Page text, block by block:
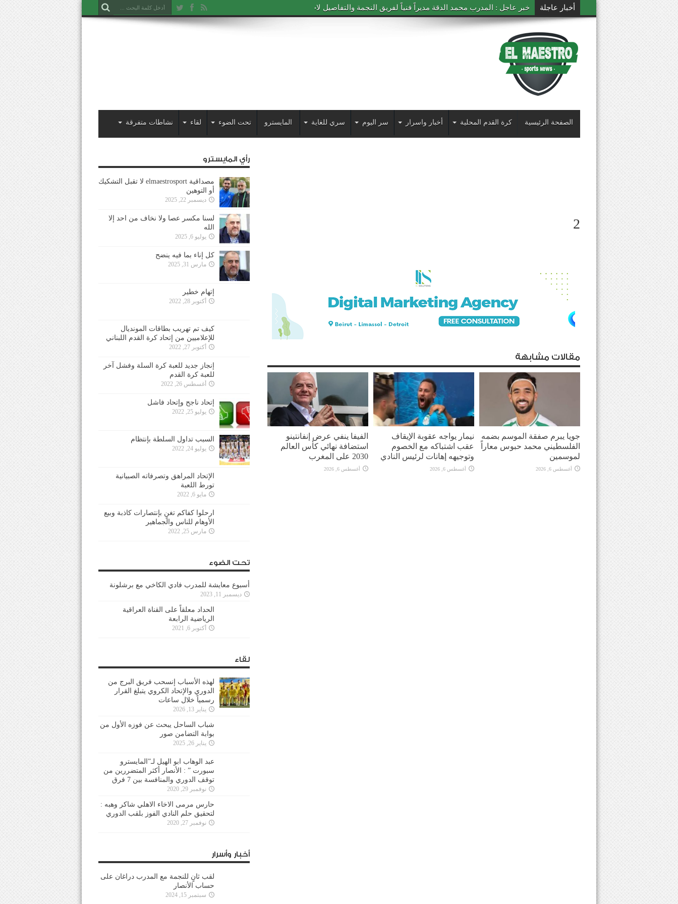
أخبار عاجلة خبر عاجل : المدرب محمد الدقة مديراً فنياً لفريق النجمة والتفاصيل لاحقاً
الصفحة الرئيسية كرة القدم المحلية أخبار واسرار سر اليوم سري للغاية المايسترو تحت الضوء لقاء نشاطات متفرقة
2
مقالات مشابهة
جويا يبرم صفقة الموسم بضمه
الفلسطيني محمد حبوس معاراً
لموسمين
أغسطس 6, 2026
نيمار يواجه عقوبة الإيقاف
عقب اشتباكه مع الخصوم
وتوجيهه إهانات لرئيس النادي
أغسطس 6, 2026
الفيفا ينفي عرض إنفانتينو
استضافة نهائي كأس العالم
2030 على المغرب
أغسطس 6, 2026
رأي المايسترو
مصداقية elmaestrosport لا تقبل التشكيك
أو التوهين
ديسمبر 22, 2025
لسنا مكسر عصا ولا نخاف من احد إلا
الله
يوليو 6, 2025
كل إناء بما فيه ينضح
مارس 31, 2025
إتهام خطير
أكتوبر 28, 2022
كيف تم تهريب بطاقات المونديال
للإعلاميين من إتحاد كرة القدم اللبناني
أكتوبر 27, 2022
إنجاز جديد للعبة كرة السلة وفشل آخر
للعبة كرة القدم
أغسطس 26, 2022
إتحاد ناجح وإتحاد فاشل
يوليو 25, 2022
السبب تداول السلطة بإنتظام
يوليو 24, 2022
الإتحاد المراهق وتصرفاته الصبيانية
تورط اللعبة
مايو 6, 2022
ارحلوا كفاكم تغنٍ بإنتصارات كاذبة وبيع
الأوهام للناس والجماهير
مارس 25, 2022
تحت الضوء
أسبوع معايشة للمدرب فادي الكاخي مع برشلونة
ديسمبر 11, 2023
الحداد معلقاً على القناة العراقية
الرياضية الرابعة
أكتوبر 6, 2021
لقاء
لهذه الأسباب إنسحب فريق البرج من
الدوري والإتحاد الكروي يتبلغ القرار
رسمياً خلال ساعات
يناير 13, 2026
شباب الساحل يبحث عن فوزه الأول من
بوابة التضامن صور
يناير 26, 2025
عبد الوهاب ابو الهيل لـ”المايسترو
سبورت ” : الأنصار أكثر المتضررين من
توقف الدوري والمنافسة بين 7 فرق
نوفمبر 29, 2020
حارس مرمى الاخاء الاهلي شاكر وهبه :
لتحقيق حلم النادي الفوز بلقب الدوري
نوفمبر 27, 2020
أخبار وأسرار
لقب ثانٍ للنجمة مع المدرب دراغان على
حساب الأنصار
سبتمبر 15, 2024